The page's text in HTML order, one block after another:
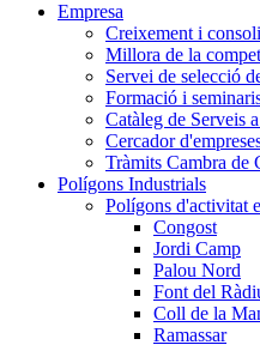
Empresa
Creixement i
Millora de la
Servei de selecció
Formació i
Catàleg de Serveis
Cercador
Tràmits Cambra de
Polígons Industrials
Polígons d'activitat
Congost
Jordi Camp
Palou Nord
Font del
Coll de la
Ramassar